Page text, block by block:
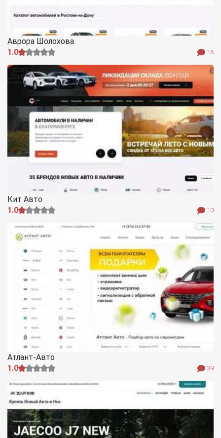
Аврора Шолохова
1.0
16
Кит Авто
1.0
10
Атлант-Авто
1.0
39